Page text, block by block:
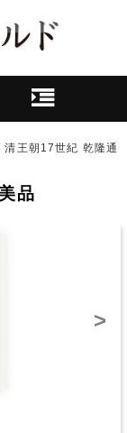
清王朝17世紀 乾隆通
品
>